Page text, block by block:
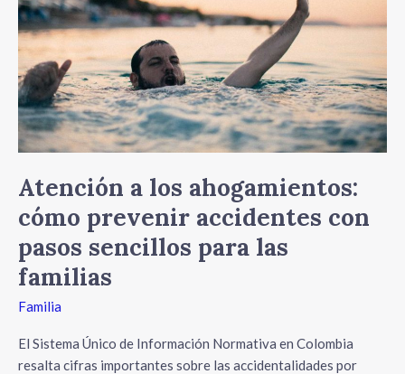
Atención a los ahogamientos:
cómo prevenir accidentes con
pasos sencillos para las
familias
Familia
El Sistema Único de Información Normativa en Colombia
resalta cifras importantes sobre las accidentalidades por
cómo
prevenir
accidentes
con
pasos
sencillos
para
las
familias